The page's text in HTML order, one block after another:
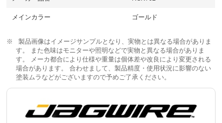
メインカラー ゴールド
製品画像はイメージサンプルとなり、実物とは異なる場合がありま
す。 また色味はモニターや照明などで実物と異なる場合がありま
す。 メーカ都合により仕様や重量は個体差や改良により変更される
場合があります。 合わせまして、製品精度・使用状況に影響のない
塗装ムラなどがございますので予めご了承ください。